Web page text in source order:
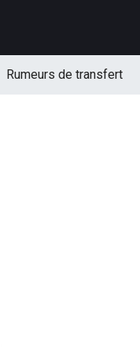
Rumeurs de transfert